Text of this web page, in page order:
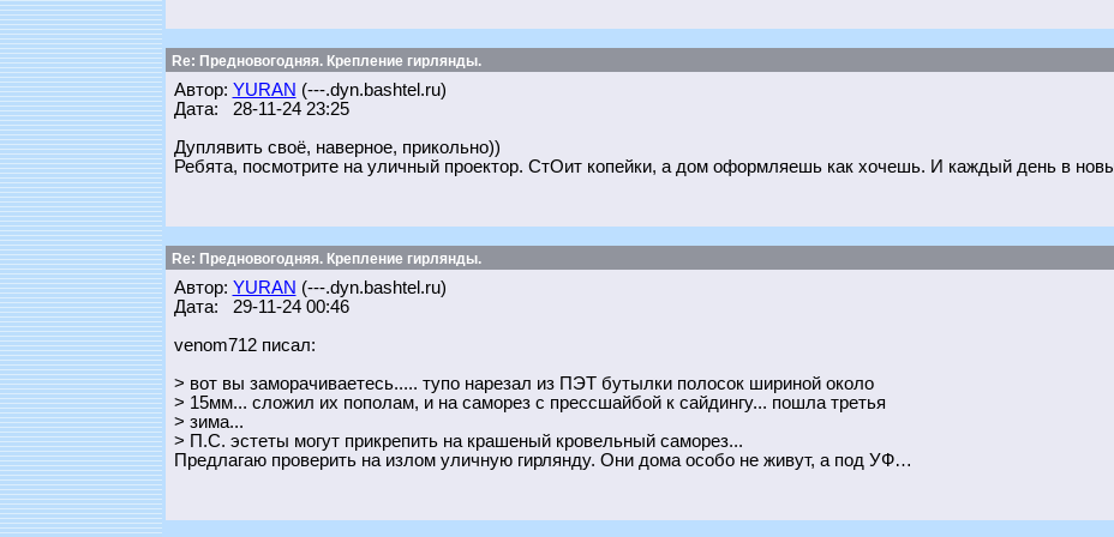
Re: Предновогодняя. Крепление гирлянды.
Автор: YURAN (---.dyn.bashtel.ru)
Дата: 28-11-24 23:25
Дуплявить своё, наверное, прикольно))
Ребята, посмотрите на уличный проектор. СтОит копейки, а дом оформляешь как хочешь. И каждый день в
Re: Предновогодняя. Крепление гирлянды.
Автор: YURAN (---.dyn.bashtel.ru)
Дата: 29-11-24 00:46
venom712 писал:
> вот вы заморачиваетесь..... тупо нарезал из ПЭТ бутылки полосок шириной около
> 15мм... сложил их пополам, и на саморез с прессшайбой к сайдингу... пошла третья
> зима...
> П.С. эстеты могут прикрепить на крашеный кровельный саморез...
Предлагаю проверить на излом уличную гирлянду. Они дома особо не живут, а под УФ…